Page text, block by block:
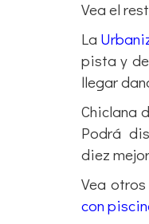
La
pista y
llegar
Chiclana
Podrá
diez
Vea
con
Veatodos